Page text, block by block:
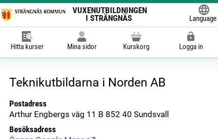
VUXENUTBILDNINGEN
I STRÄNGNÄS
Language
Hitta kurser Mina sidor Kurskorg Logga in
Teknikutbildarna i Norden AB
Postadress
Arthur Engbergs väg 11 B 852 40 Sundsvall
Besöksadress